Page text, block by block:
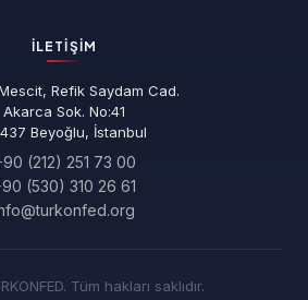
İLETIŞIM
Refik Saydam Cad.
Akarca Sok. No:41
Beyoğlu, İstanbul
(212) 251 73 00
(530) 310 26 61
Tüm hakları saklıdır.